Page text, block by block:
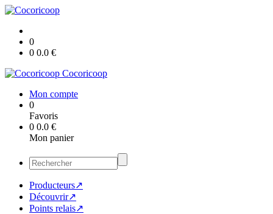
0
0 0.0 €
Cocoricoop
Mon compte
0
Favoris
0 0.0 €
Mon panier
Producteurs↗
Découvrir↗
Points relais↗